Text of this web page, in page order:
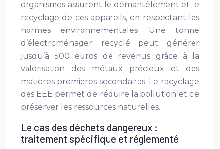
organismes assurent le démantèlement et le
recyclage de ces appareils, en respectant les
normes environnementales. Une tonne
d’électroménager recyclé peut générer
jusqu’à 500 euros de revenus grâce à la
valorisation des métaux précieux et des
matières premières secondaires. Le recyclage
des EEE permet de réduire la pollution et de
préserver les ressources naturelles.
Le cas des déchets dangereux :
traitement spécifique et réglementé